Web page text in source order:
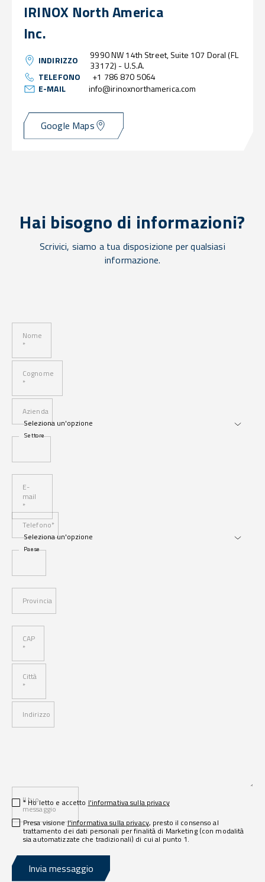
IRINOX North America
Inc.
INDIRIZZO
9990 NW 14th Street, Suite 107 Doral (FL
33172) - U.S.A.
TELEFONO
+1 786 870 5064
E-MAIL
info@irinoxnorthamerica.com
Google Maps
Hai bisogno di informazioni?
Scrivici, siamo a tua disposizione per qualsiasi
informazione.
Nome
*
Cognome
*
Azienda
Settore
E-
mail
*
Telefono*
Paese
Provincia
CAP
*
Città
*
Indirizzo
Il tuo
messaggio
* Ho letto e accetto l'informativa sulla privacy
Presa visionel'informativa sulla privacy, presto il consenso al
trattamento dei dati personali per finalità di Marketing (con modalità
sia automatizzate che tradizionali) di cui al punto 1.
Invia messaggio